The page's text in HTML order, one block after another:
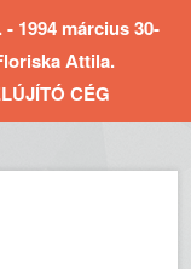
1994 március 30-
Attila.
CÉG